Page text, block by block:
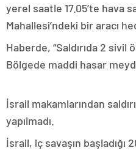
yerel saatle 17.05’te hava
Mahallesi’ndeki bir aracı
Haberde, “Saldırıda 2 sivil
Bölgede maddi hasar
İsrail makamlarından
yapılmadı.
İsrail, iç savaşın başladığı